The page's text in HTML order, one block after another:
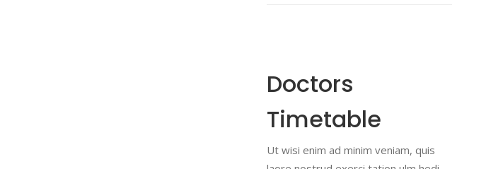
Doctors
Timetable
Ut wisi enim ad minim veniam, quis